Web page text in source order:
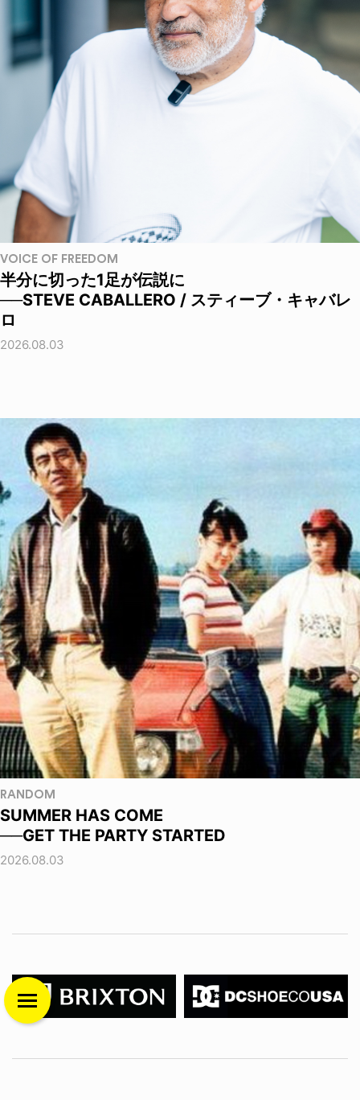
VOICE OF FREEDOM
半分に切った1足が伝説に
──STEVE CABALLERO / スティーブ・キャバレ
ロ
2026.08.03
RANDOM
SUMMER HAS COME
──GET THE PARTY STARTED
2026.08.03